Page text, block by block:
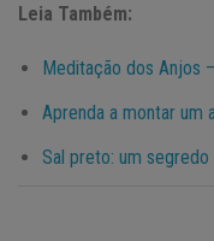
Leia Também:
Meditação dos Anjos
Aprenda a montar um
Sal preto: um